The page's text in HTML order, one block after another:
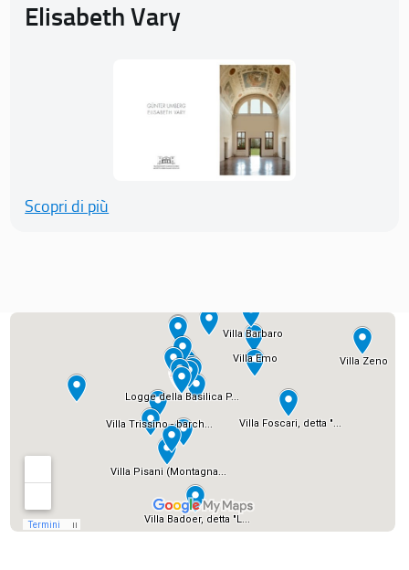
Elisabeth Vary
Scopri di più